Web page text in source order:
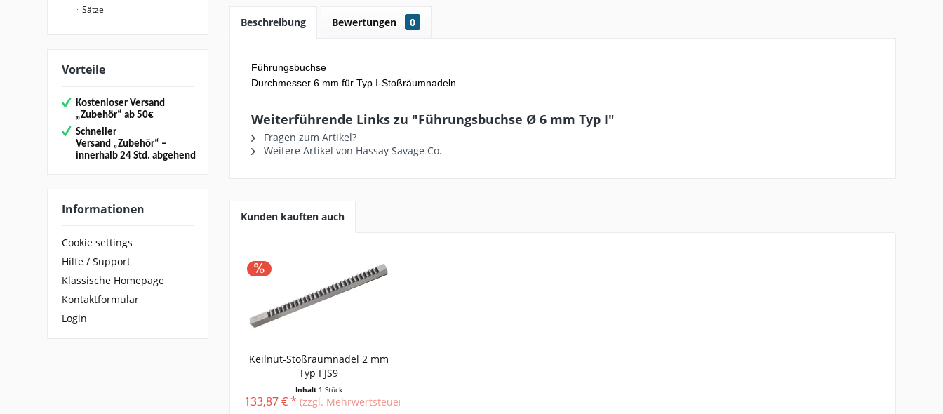
Sätze
Vorteile
Kostenloser Versand
„Zubehör“ ab 50€
Schneller
Versand „Zubehör“ –
innerhalb 24 Std. abgehend
Informationen
Cookie settings
Hilfe / Support
Klassische Homepage
Kontaktformular
Login
Beschreibung Bewertungen 0
Führungsbuchse
Durchmesser 6 mmfür Typ I-Stoßräumnadeln
Weiterführende Links zu "Führungsbuchse Ø 6 mm Typ I"
Fragen zum Artikel?
Weitere Artikel von Hassay Savage Co.
Kunden kauften auch
Keilnut-Stoßräumnadel 2 mm
Typ I JS9
Inhalt 1 Stück
133,87 € *(zzgl. Mehrwertsteuer)